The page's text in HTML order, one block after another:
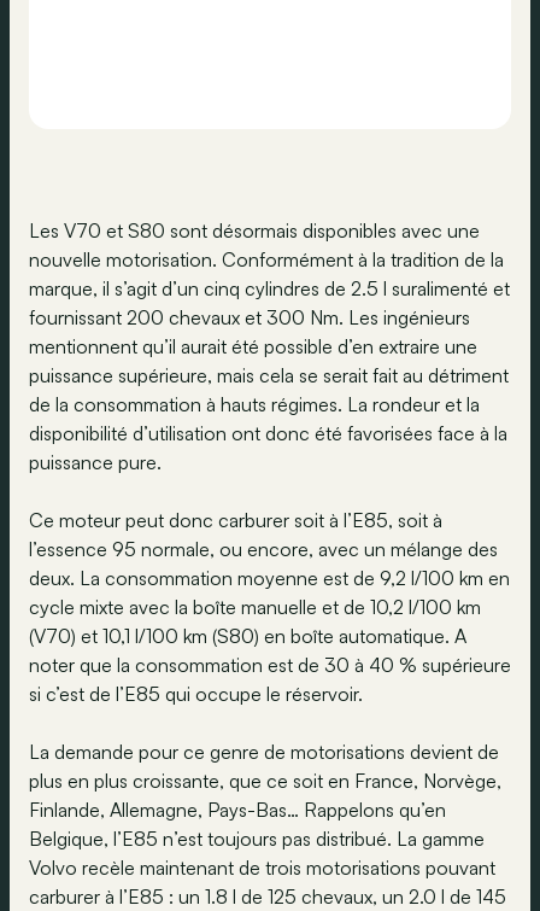
Les V70 et S80 sont désormais disponibles avec une
nouvelle motorisation. Conformément à la tradition de la
marque, il s’agit d’un cinq cylindres de 2.5 l suralimenté et
fournissant 200 chevaux et 300 Nm. Les ingénieurs
mentionnent qu’il aurait été possible d’en extraire une
puissance supérieure, mais cela se serait fait au détriment
de la consommation à hauts régimes. La rondeur et la
disponibilité d’utilisation ont donc été favorisées face à la
puissance pure.
Ce moteur peut donc carburer soit à l’E85, soit à
l’essence 95 normale, ou encore, avec un mélange des
deux. La consommation moyenne est de 9,2 l/100 km en
cycle mixte avec la boîte manuelle et de 10,2 l/100 km
(V70) et 10,1 l/100 km (S80) en boîte automatique. A
noter que la consommation est de 30 à 40 % supérieure
si c’est de l’E85 qui occupe le réservoir.
La demande pour ce genre de motorisations devient de
plus en plus croissante, que ce soit en France, Norvège,
Finlande, Allemagne, Pays-Bas… Rappelons qu’en
Belgique, l’E85 n’est toujours pas distribué. La gamme
Volvo recèle maintenant de trois motorisations pouvant
carburer à l’E85 : un 1.8 l de 125 chevaux, un 2.0 l de 145